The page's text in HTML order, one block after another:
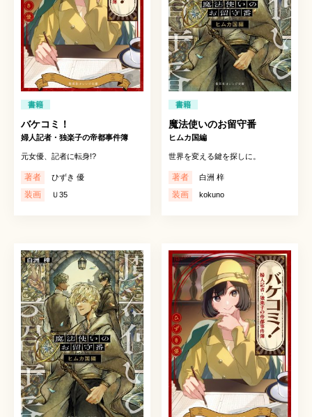
書籍
バケコミ！
婦人記者・独楽子の帝都事件簿
元女優、記者に転身!?
著者 ひずき 優
装画 Ｕ35
書籍
魔法使いのお留守番
ヒムカ国編
世界を変える鍵を探しに。
著者 白洲 梓
装画 kokuno